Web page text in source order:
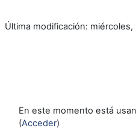
Última modificación:
En este momento está
(Acceder)